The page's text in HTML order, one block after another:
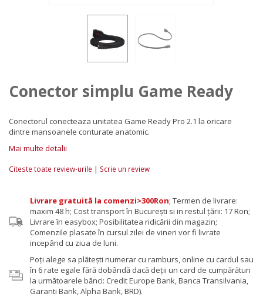
Conector simplu Game Ready
Conectorul conecteaza unitatea Game Ready Pro 2.1 la oricare
dintre mansoanele conturate anatomic.
Mai multe detalii
Citeste toate review-urile | Scrie un review
Livrare gratuită la comenzi>300Ron; Termen de livrare:
maxim 48 h; Cost transport în București si in restul țării: 17 Ron;
Livrare în easybox; Posibilitatea ridicării din magazin;
Comenzile plasate în cursul zilei de vineri vor fi livrate
incepând cu ziua de luni.
Poţi alege sa plăteşti numerar cu ramburs, online cu cardul sau
în 6 rate egale fără dobândă dacă deții un card de cumpărături
la următoarele bănci: Credit Europe Bank, Banca Transilvania,
Garanti Bank, Alpha Bank, BRD).